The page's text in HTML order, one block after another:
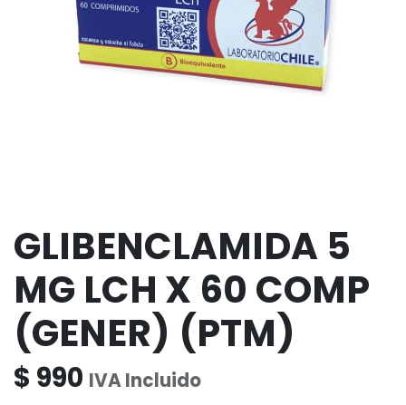
GLIBENCLAMIDA 5
MG LCH X 60 COMP
(GENER) (PTM)
$ 990 IVA Incluido